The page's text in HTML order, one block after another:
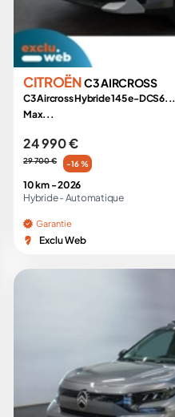
CITROËNC3 AIRCROSS
C3 Aircross Hybride 145 e-DCS6...
Max...
24 990 €
29 700 € -16 %
10 km -2026
Hybride - Automatique
Garantie
Exclu Web